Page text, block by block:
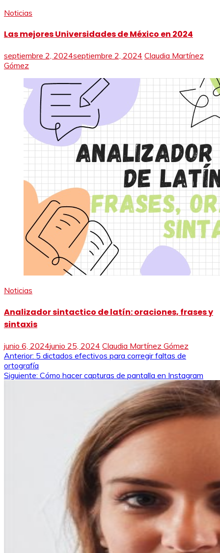
Noticias
Las mejores Universidades de México en 2024
septiembre 2, 2024septiembre 2, 2024 Claudia Martínez
Gómez
Noticias
Analizador sintactico de latín: oraciones, frases y
sintaxis
junio 6, 2024junio 25, 2024 Claudia Martínez Gómez
Navegación
de
Anterior: 5 dictados efectivos para corregir faltas de
ortografía
Siguiente: Cómo hacer capturas de pantalla en Instagram